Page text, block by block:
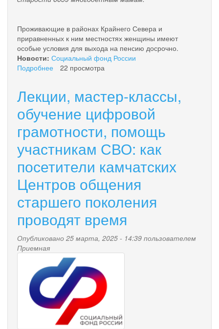
Проживающие в районах Крайнего Севера и
приравненных к ним местностях женщины имеют
особые условия для выхода на пенсию досрочно.
Новости: Социальный фонд России
Подробнее
по
Камчатскому
краю
страховые
пенсии
досрочно
более
6
тысячам
многодетных
мам
22 просмотра
Лекции, мастер-классы,
обучение цифровой
грамотности, помощь
участникам СВО: как
посетители камчатских
Центров общения
старшего поколения
проводят время
Опубликовано 25 марта, 2025 - 14:39 пользователем
Приемная
pensionnyy_fond.png